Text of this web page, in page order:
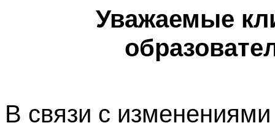
Уважаемые
В связи с изменениями